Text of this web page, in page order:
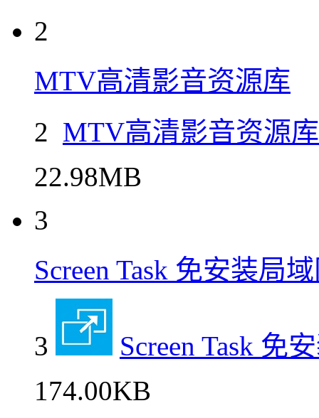
2
MTV高清影音资源库
2 MTV高清影音资源库
22.98MB
3
Screen Task 免安装局
3
Screen Task 免
174.00KB